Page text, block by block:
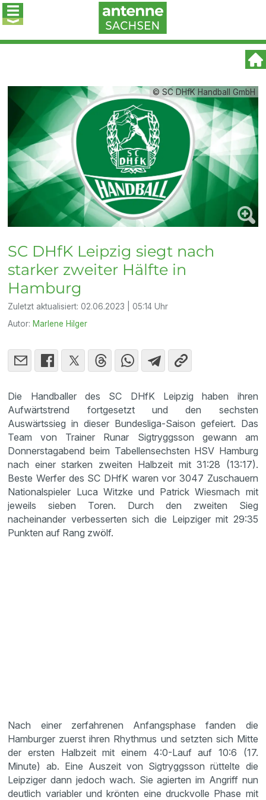
© SC DHfK Handball GmbH
SC DHfK Leipzig siegt nach
starker zweiter Hälfte in
Hamburg
Zuletzt aktualisiert:02.06.2023 | 05:14 Uhr
Autor: Marlene Hilger
Die Handballer des SC DHfK Leipzig haben ihren
Aufwärtstrend fortgesetzt und den sechsten
Auswärtssieg in dieser Bundesliga-Saison gefeiert. Das
Team von Trainer Runar Sigtryggsson gewann am
Donnerstagabend beim Tabellensechsten HSV Hamburg
nach einer starken zweiten Halbzeit mit 31:28 (13:17).
Beste Werfer des SC DHfK waren vor 3047 Zuschauern
Nationalspieler Luca Witzke und Patrick Wiesmach mit
jeweils sieben Toren. Durch den zweiten Sieg
nacheinander verbesserten sich die Leipziger mit 29:35
Punkten auf Rang zwölf.
Nach einer zerfahrenen Anfangsphase fanden die
Hamburger zuerst ihren Rhythmus und setzten sich Mitte
der ersten Halbzeit mit einem 4:0-Lauf auf 10:6 (17.
Minute) ab. Eine Auszeit von Sigtryggsson rüttelte die
Leipziger dann jedoch wach. Sie agierten im Angriff nun
deutlich variabler und krönten eine druckvolle Phase mit